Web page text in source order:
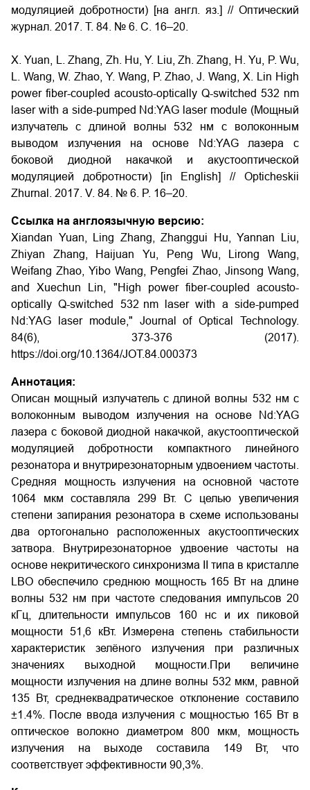
модуляцией добротности) [на англ. яз.] // Оптический
журнал. 2017. Т. 84. № 6. С. 16–20.
X. Yuan, L. Zhang, Zh. Hu, Y. Liu, Zh. Zhang, H. Yu, P. Wu,
L. Wang, W. Zhao, Y. Wang, P. Zhao, J. Wang, X. Lin High
power fiber-coupled acousto-optically Q-switched 532 nm
laser with a side-pumped Nd:YAG laser module (Мощный
излучатель с длиной волны 532 нм с волоконным
выводом излучения на основе Nd:YAG лазера с
боковой диодной накачкой и акустооптической
модуляцией добротности) [in English] // Opticheskii
Zhurnal. 2017. V. 84. № 6. P. 16–20.
Ссылка на англоязычную версию:
Xiandan Yuan, Ling Zhang, Zhanggui Hu, Yannan Liu,
Zhiyan Zhang, Haijuan Yu, Peng Wu, Lirong Wang,
Weifang Zhao, Yibo Wang, Pengfei Zhao, Jinsong Wang,
and Xuechun Lin, "High power fiber-coupled acousto-
optically Q-switched 532 nm laser with a side-pumped
Nd:YAG laser module," Journal of Optical Technology.
84(6), 373-376 (2017).
https://doi.org/10.1364/JOT.84.000373
Аннотация:
Описан мощный излучатель с длиной волны 532 нм с
волоконным выводом излучения на основе Nd:YAG
лазера с боковой диодной накачкой, акустооптической
модуляцией добротности компактного линейного
резонатора и внутрирезонаторным удвоением частоты.
Средняя мощность излучения на основной частоте
1064 мкм составляла 299 Вт. С целью увеличения
степени запирания резонатора в схеме использованы
два ортогонально расположенных акустооптических
затвора. Внутрирезонаторное удвоение частоты на
основе некритического синхронизма II типа в кристалле
LBO обеспечило среднюю мощность 165 Вт на длине
волны 532 нм при частоте следования импульсов 20
кГц, длительности импульсов 160 нс и их пиковой
мощности 51,6 кВт. Измерена степень стабильности
характеристик зелёного излучения при различных
значениях выходной мощности.При величине
мощности излучения на длине волны 532 мкм, равной
135 Вт, среднеквадратическое отклонение составило
±1.4%. После ввода излучения с мощностью 165 Вт в
оптическое волокно диаметром 800 мкм, мощность
излучения на выходе составила 149 Вт, что
соответствует эффективности 90,3%.